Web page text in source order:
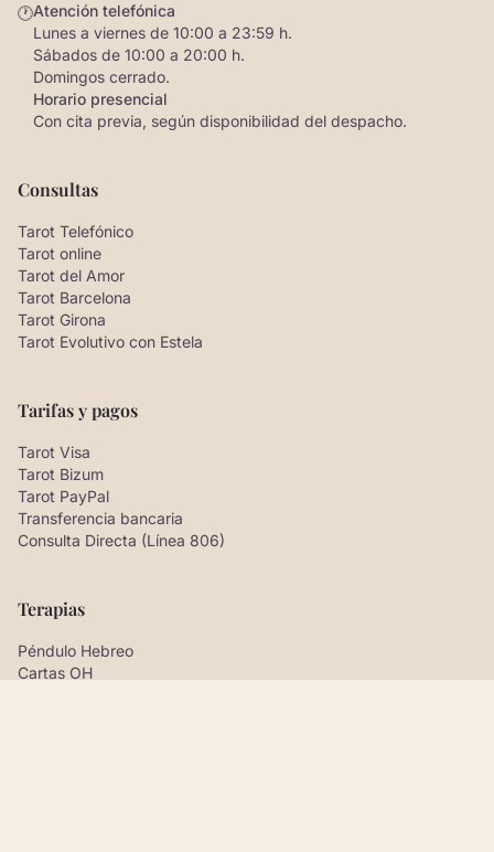
🕐Atención telefónica
Lunes a viernes de 10:00 a 23:59 h.
Sábados de 10:00 a 20:00 h.
Domingos cerrado.
Horario presencial
Con cita previa, según disponibilidad del despacho.
Consultas
Tarot Telefónico
Tarot online
Tarot del Amor
Tarot Barcelona
Tarot Girona
Tarot Evolutivo con Estela
Tarifas y pagos
Tarot Visa
Tarot Bizum
Tarot PayPal
Transferencia bancaria
Consulta Directa (Línea 806)
Terapias
Péndulo Hebreo
Cartas OH